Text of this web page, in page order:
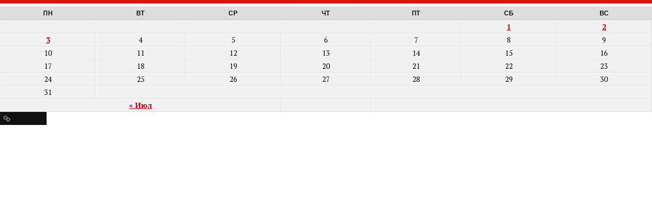
ПН ВТ СР ЧТ ПТ СБ ВС
« Июл
1
2
3
4 5 6 7 8
9
10
11 12 13 14 15
16
17
18 19 20 21 22
23
24
25 26 27 28 29
30
31